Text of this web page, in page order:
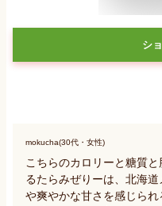
シ
mokucha(30代・女性)
こちらのカロリーと糖質
るたらみぜりーは、北海
や爽やかな甘さを感じら